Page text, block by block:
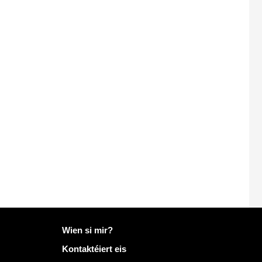
Méi Info op Mailo
Wien si mir?
Kontaktéiert eis